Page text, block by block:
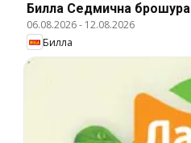
Билла Cедмична брошура
06.08.2026- 12.08.2026
Билла